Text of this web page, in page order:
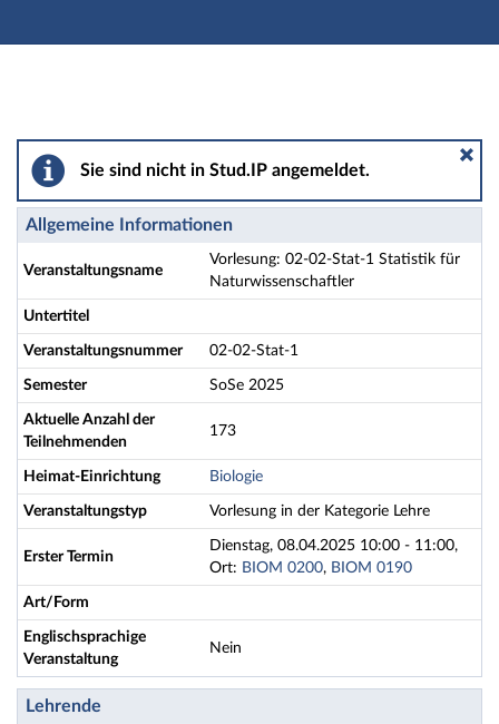
Hauptnavigation
Vorlesung: 02-02-Stat-1 Statistik für
Sie sind nicht in Stud.IP angemeldet.
Allgemeine Informationen
Veranstaltungsname
Vorlesung: 02-02-Stat-1 Statistik für
Naturwissenschaftler
Untertitel
Veranstaltungsnummer 02-02-Stat-1
Semester SoSe 2025
Aktuelle Anzahl der
Teilnehmenden
173
Heimat-Einrichtung Biologie
Veranstaltungstyp Vorlesung in der Kategorie Lehre
Erster Termin
Dienstag, 08.04.2025 10:00 - 11:00,
Ort: BIOM 0200, BIOM 0190
Art/Form
Englischsprachige
Veranstaltung
Nein
Lehrende